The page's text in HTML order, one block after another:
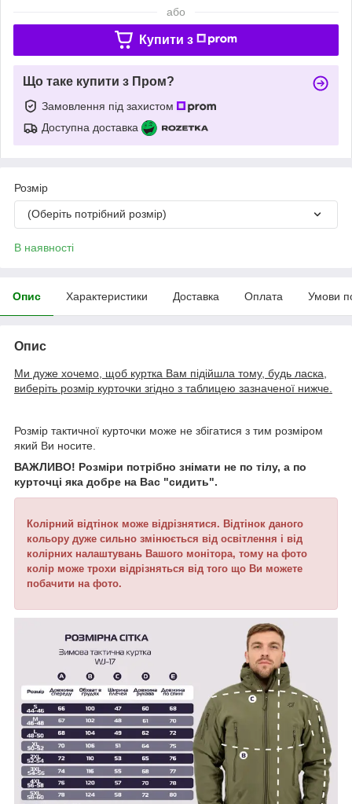
або
Купити з
Що таке купити з Пром?
Замовлення під захистом
Доступна доставка
Розмір
(Оберіть потрібний розмір)
В наявності
Опис Характеристики Доставка Оплата Умови
Опис
Ми дуже хочемо, щоб куртка Вам підійшла тому, будь ласка,
виберіть розмір курточки згідно з таблицею зазначеної нижче.
Розмір тактичної курточки може не збігатися з тим розміром
який Ви носите.
ВАЖЛИВО! Розміри потрібно знімати не по тілу, а по
курточці яка добре на Вас "сидить".
Колірний відтінок може відрізнятися. Відтінок даного
кольору дуже сильно змінюється від освітлення і від
колірних налаштувань Вашого монітора, тому на фото
колір може трохи відрізняться від того що Ви можете
побачити на фото.